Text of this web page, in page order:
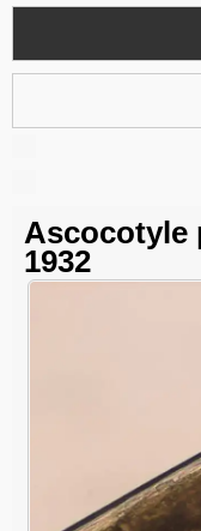
Ascocotyle
1932